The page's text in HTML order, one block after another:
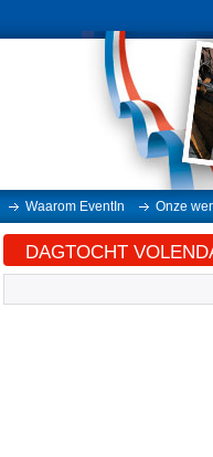
Waarom EventIn Onze
DAGTOCHT